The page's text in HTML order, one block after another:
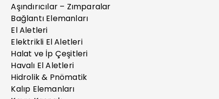
Aşındırıcılar – Zımparalar
Bağlantı Elemanları
El Aletleri
Elektrikli El Aletleri
Halat ve İp Çeşitleri
Havalı El Aletleri
Hidrolik & Pnömatik
Kalıp Elemanları